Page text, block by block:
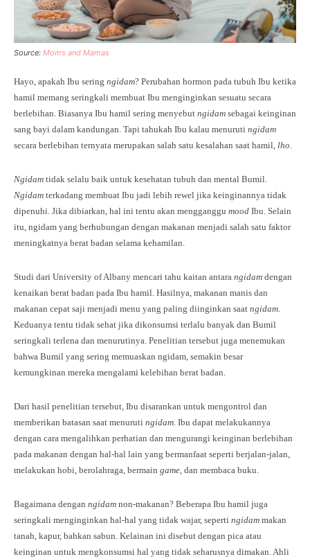
Source: Moms and Mamas
Hayo, apakah Ibu sering ngidam? Perubahan hormon pada tubuh Ibu ketika
hamil memang seringkali membuat Ibu menginginkan sesuatu secara
berlebihan. Biasanya Ibu hamil sering menyebut ngidam sebagai keinginan
sang bayi dalam kandungan. Tapi tahukah Ibu kalau menuruti ngidam
secara berlebihan ternyata merupakan salah satu kesalahan saat hamil, lho.
Ngidam tidak selalu baik untuk kesehatan tubuh dan mental Bumil.
Ngidam terkadang membuat Ibu jadi lebih rewel jika keinginannya tidak
dipenuhi. Jika dibiarkan, hal ini tentu akan mengganggu mood Ibu. Selain
itu, ngidam yang berhubungan dengan makanan menjadi salah satu faktor
meningkatnya berat badan selama kehamilan.
Studi dari University of Albany mencari tahu kaitan antara ngidam dengan
kenaikan berat badan pada Ibu hamil. Hasilnya, makanan manis dan
makanan cepat saji menjadi menu yang paling diinginkan saat ngidam.
Keduanya tentu tidak sehat jika dikonsumsi terlalu banyak dan Bumil
seringkali terlena dan menurutinya. Penelitian tersebut juga menemukan
bahwa Bumil yang sering memuaskan ngidam, semakin besar
kemungkinan mereka mengalami kelebihan berat badan.
Dari hasil penelitian tersebut, Ibu disarankan untuk mengontrol dan
memberikan batasan saat menuruti ngidam. Ibu dapat melakukannya
dengan cara mengalihkan perhatian dan mengurangi keinginan berlebihan
pada makanan dengan hal-hal lain yang bermanfaat seperti berjalan-jalan,
melakukan hobi, berolahraga, bermain game, dan membaca buku.
Bagaimana dengan ngidam non-makanan? Beberapa Ibu hamil juga
seringkali menginginkan hal-hal yang tidak wajar, seperti ngidam makan
tanah, kapur, bahkan sabun. Kelainan ini disebut dengan pica atau
keinginan untuk mengkonsumsi hal yang tidak seharusnya dimakan. Ahli